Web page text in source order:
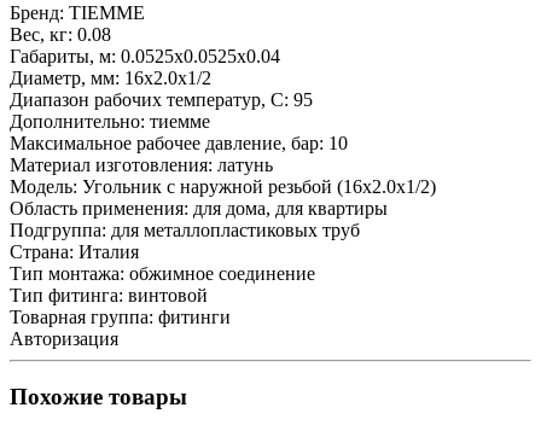
Бренд: TIEMME
Вес, кг: 0.08
Габариты, м: 0.0525x0.0525x0.04
Диаметр, мм: 16х2.0х1/2
Диапазон рабочих температур, С: 95
Дополнительно: тиемме
Максимальное рабочее давление, бар: 10
Материал изготовления: латунь
Модель: Угольник с наружной резьбой (16х2.0х1/2)
Область применения: для дома, для квартиры
Подгруппа: для металлопластиковых труб
Страна: Италия
Тип монтажа: обжимное соединение
Тип фитинга: винтовой
Товарная группа: фитинги
Авторизация
Похожие товары